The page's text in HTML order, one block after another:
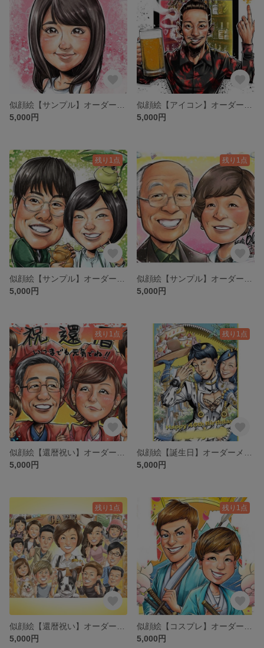
5,000円
5,000円
残り1点
5,000円
残り1点
5,000円
残り1点
5,000円
残り1点
5,000円
残り1点
5,000円
残り1点
5,000円